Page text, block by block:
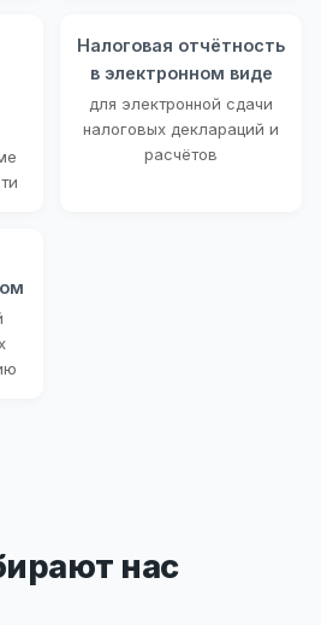
Налоговая отчётность
в электронном виде
для электронной сдачи
налоговых деклараций и
расчётов
нас